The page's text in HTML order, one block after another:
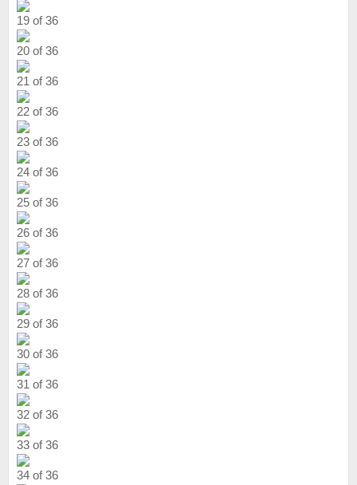
19 of 36
20 of 36
21 of 36
22 of 36
23 of 36
24 of 36
25 of 36
26 of 36
27 of 36
28 of 36
29 of 36
30 of 36
31 of 36
32 of 36
33 of 36
34 of 36